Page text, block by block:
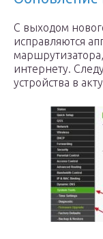
С выходом
исправляются
интернету.
устройства в